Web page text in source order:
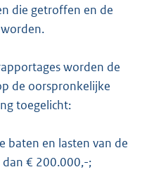
die getroffen en de
worden de
de oorspronkelijke
toegelicht:
baten en lasten van de
dan € 200.000,-;